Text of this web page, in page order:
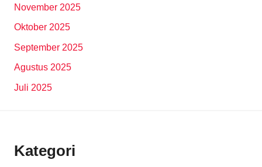
November 2025
Oktober 2025
September 2025
Agustus 2025
Juli 2025
Kategori